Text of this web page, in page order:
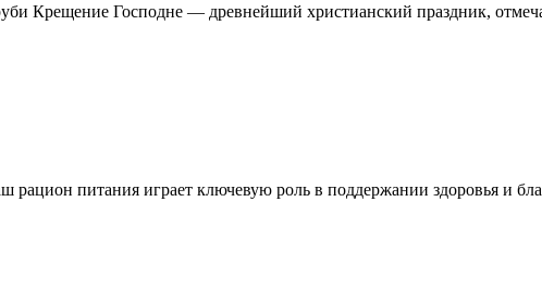
Крещение Господне — древнейший христианский праздник,
питания играет ключевую роль в поддержании здоровья и